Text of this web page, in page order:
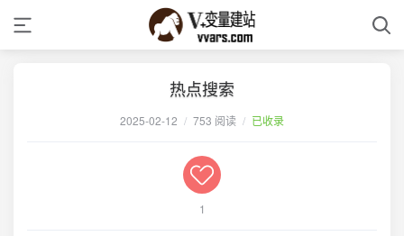
热点搜索
2025-02-12 / 753 阅读 / 已收录
1